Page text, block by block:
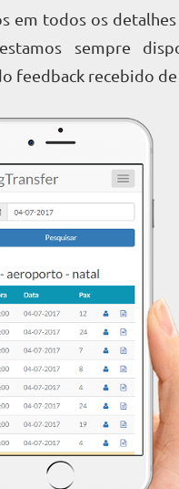
em todos os
sempre
feedback recebido